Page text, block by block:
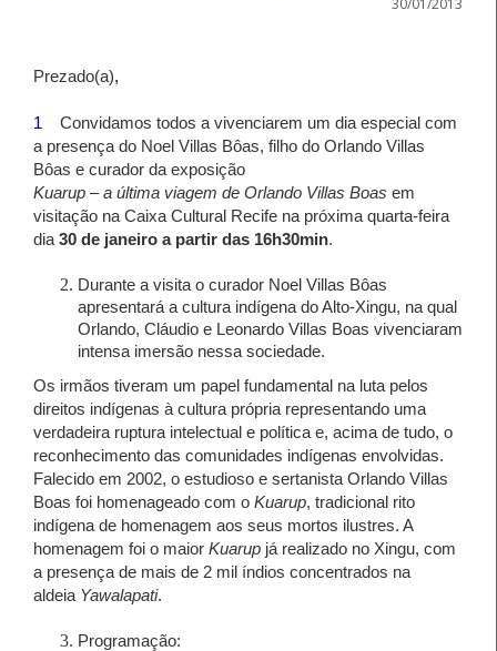
Prezado(a),
1
Convidamos todos a vivenciarem um dia especial com
a presença do Noel Villas Bôas, filho do Orlando Villas
Bôas e curador da exposição
Kuarup – a última viagem de Orlando Villas Boas em
visitação na Caixa Cultural Recife na próxima quarta-feira
dia 30 de janeiro a partir das 16h30min.
Durante a visita o curador Noel Villas Bôas
apresentará a cultura indígena do Alto-Xingu, na qual
Orlando, Cláudio e Leonardo Villas Boas vivenciaram
intensa imersão nessa sociedade.
Os irmãos tiveram um papel fundamental na luta pelos
direitos indígenas à cultura própria representando uma
verdadeira ruptura intelectual e política e, acima de tudo, o
reconhecimento das comunidades indígenas envolvidas.
Falecido em 2002, o estudioso e sertanista Orlando Villas
Boas foi homenageado com o Kuarup, tradicional rito
indígena de homenagem aos seus mortos ilustres. A
homenagem foi o maior Kuarup já realizado no Xingu, com
a presença de mais de 2 mil índios concentrados na
aldeia Yawalapati.
Programação: